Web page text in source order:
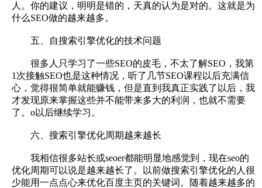
人。你的建议，明明是错的，天真的认为是对的。这就是为
什么SEO做的越来越多。
五、自搜索引擎优化的技术问题
很多人只学习了一些SEO的皮毛，不太了解SEO，我第
1次接触SEO也是这种情况，听了几节SEO课程以后充满信
心，觉得很简单就能赚钱，但是直到我真正实践了以后，我
才发现原来掌握这些并不能带来多大的利润，也就不需要
了。o以后继续学习。
六、搜索引擎优化周期越来越长
我相信很多站长或seoer都能明显地感觉到，现在seo的
优化周期可以说是越来越长了。以前做搜索引擎优化的人很
少能用一点点心来优化百度主页的关键词。随着越来越多的